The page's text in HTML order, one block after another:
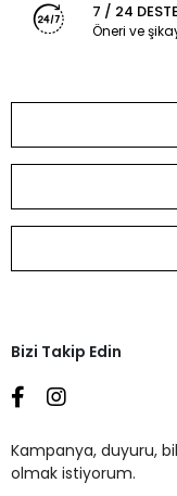
7 / 24
Öneri ve
Bizi Takip Edin
Kampanya, duyuru,
olmak istiyorum.